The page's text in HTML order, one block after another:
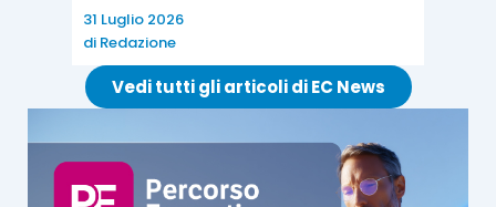
31 Luglio 2026
di Redazione
Vedi tutti gli articoli di EC News